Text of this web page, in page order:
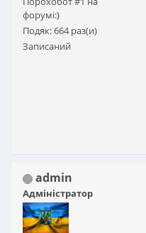
форумі:)
Подяк: 664 раз(и)
Записаний
admin
Адміністратор